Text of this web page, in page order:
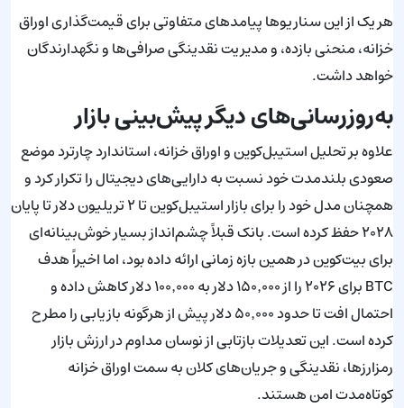
هر یک از این سناریوها پیامدهای متفاوتی برای قیمت‌گذاری اوراق
خزانه، منحنی بازده، و مدیریت نقدینگی صرافی‌ها و نگهدارندگان
خواهد داشت.
به‌روزرسانی‌های دیگر پیش‌بینی بازار
علاوه بر تحلیل استیبل‌کوین و اوراق خزانه، استاندارد چارترد موضع
صعودی بلندمدت خود نسبت به دارایی‌های دیجیتال را تکرار کرد و
همچنان مدل خود را برای بازار استیبل‌کوین تا ۲ تریلیون دلار تا پایان
۲۰۲۸ حفظ کرده است. بانک قبلاً چشم‌انداز بسیار خوش‌بینانه‌ای
برای بیت‌کوین در همین بازه زمانی ارائه داده بود، اما اخیراً هدف
BTC برای ۲۰۲۶ را از ۱۵۰٬۰۰۰ دلار به ۱۰۰٬۰۰۰ دلار کاهش داده و
احتمال افت تا حدود ۵۰٬۰۰۰ دلار پیش از هرگونه بازیابی را مطرح
کرده است. این تعدیلات بازتابی از نوسان مداوم در ارزش بازار
رمزارزها، نقدینگی و جریان‌های کلان به سمت اوراق خزانه
کوتاه‌مدت امن هستند.